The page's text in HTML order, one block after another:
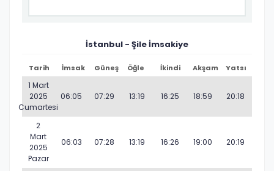
İstanbul - Şile İmsakiye
Tarih İmsak Güneş Öğle İkindi Akşam Yatsı
1 Mart
2025
Cumartesi
06:05 07:29 13:19 16:25 18:59 20:18
2
Mart
2025
Pazar
06:03 07:28 13:19 16:26 19:00 20:19